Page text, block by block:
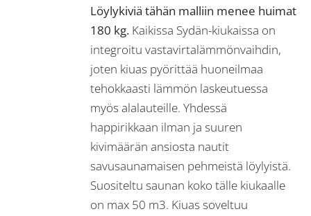
Löylykiviä tähän malliin menee huimat
180 kg. Kaikissa Sydän-kiukaissa on
integroitu vastavirtalämmönvaihdin,
joten kiuas pyörittää huoneilmaa
tehokkaasti lämmön laskeutuessa
myös alalauteille. Yhdessä
happirikkaan ilman ja suuren
kivimäärän ansiosta nautit
savusaunamaisen pehmeistä löylyistä.
Suositeltu saunan koko tälle kiukaalle
on max 50 m3. Kiuas soveltuu